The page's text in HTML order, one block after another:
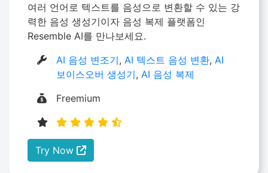
여러 언어로 텍스트를 음성으로 변환할 수 있는 강
력한 음성 생성기이자 음성 복제 플랫폼인
Resemble AI를 만나보세요.
AI 음성 변조기,AI 텍스트 음성 변환,AI
보이스오버 생성기,AI 음성 복제
Freemium
Try Now